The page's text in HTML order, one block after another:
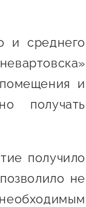
и среднего
и
получать
получило
не